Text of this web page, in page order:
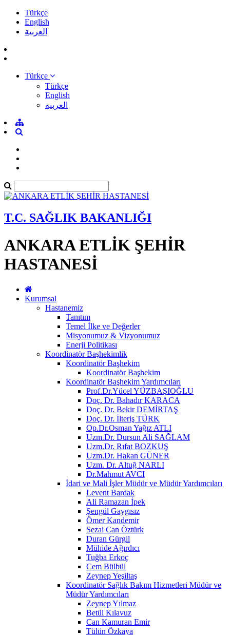
Türkçe
English
العربية
Türkçe
Türkçe
English
العربية
T.C. SAĞLIK BAKANLIĞI
ANKARA ETLİK ŞEHİR
HASTANESİ
Kurumsal
Hastanemiz
Tanıtım
Temel İlke ve Değerler
Misyonumuz & Vizyonumuz
Enerji Politikası
Koordinatör Başhekimlik
Koordinatör Başhekim
Koordinatör Başhekim
Koordinatör Başhekim Yardımcıları
Prof.Dr.Yücel YÜZBAŞIOĞLU
Doç. Dr. Bahadır KARACA
Doç. Dr. Bekir DEMİRTAŞ
Doç. Dr. İlteriş TÜRK
Op.Dr.Osman Yağız ATLI
Uzm.Dr. Dursun Ali SAĞLAM
Uzm.Dr. Rıfat BOZKUŞ
Uzm.Dr. Hakan GÜNER
Uzm. Dr. Altuğ NARLI
Dr.Mahmut AVCI
İdari ve Mali İşler Müdür ve Müdür Yardımcıları
Levent Bardak
Ali Ramazan İpek
Şengül Gaygısız
Ömer Kandemir
Sezai Can Öztürk
Duran Gürgil
Mühide Ağırdıcı
Tuğba Erkoç
Cem Bülbül
Zeynep Yeşiltaş
Koordinatör Sağlık Bakım Hizmetleri Müdür ve
Müdür Yardımcıları
Zeynep Yılmaz
Betül Kılavuz
Can Kamuran Emir
Tülün Özkaya